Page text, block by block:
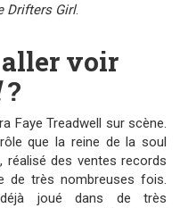
Drifters Girl.
voir
?
Faye Treadwell sur scène.
que la reine de la soul
réalisé des ventes records
de très nombreuses fois.
joué dans de très